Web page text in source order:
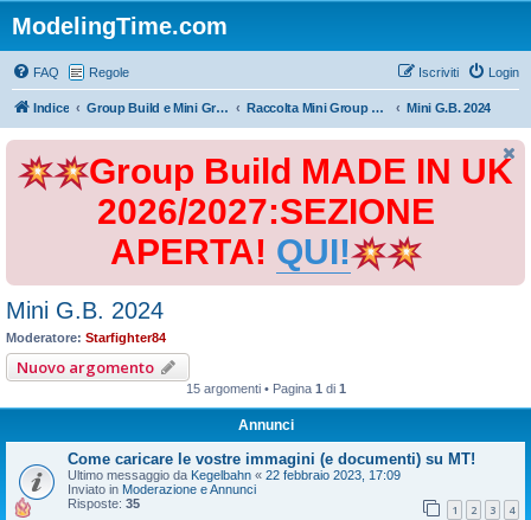
ModelingTime.com
FAQ Regole Login
Iscriviti
Indice Group Build e Mini Group Build Raccolta Mini Group Build Mini G.B. 2024
Group Build MADE IN UK
2026/2027:SEZIONE
APERTA! QUI!
Mini G.B. 2024
Moderatore: Starfighter84
Nuovo argomento
15 argomenti • Pagina 1 di 1
Annunci
Come caricare le vostre immagini (e documenti) su MT!
Ultimo messaggio da Kegelbahn « 22 febbraio 2023, 17:09
Inviato in Moderazione e Annunci
Risposte: 35 1 2 3 4